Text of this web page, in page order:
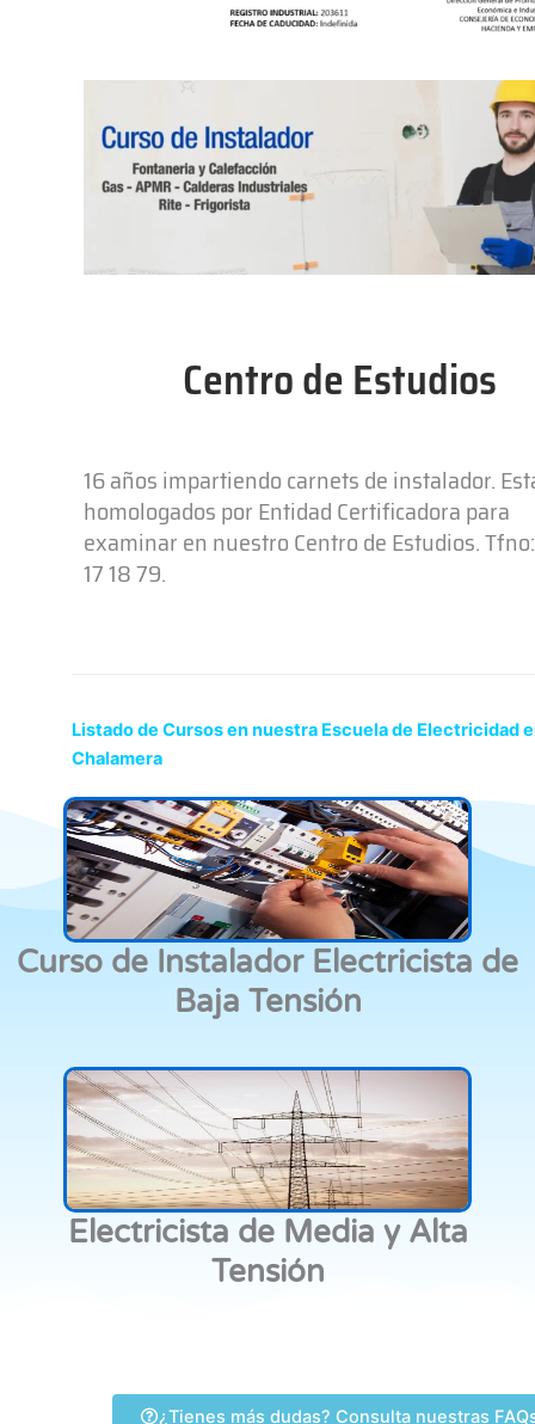
Centro de Estudios
16 años impartiendo carnets de instalador.
homologados por Entidad Certificadora para
examinar en nuestro Centro de Estudios.
17 18 79.
Listado de Cursos en nuestra Escuela de Electricidad
Chalamera
Curso de Instalador Electricista de
Baja Tensión
Electricista de Media y Alta
Tensión
¿Tienes más dudas? Consulta nuestras